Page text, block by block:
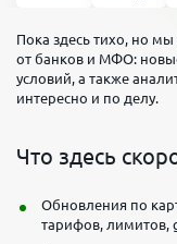
Пока здесь тихо, но
от банков и МФО:
условий, а также
интересно и по делу.
Что здесь
Обновления по
тарифов, лимитов,